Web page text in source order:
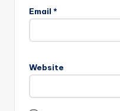
Email *
Website